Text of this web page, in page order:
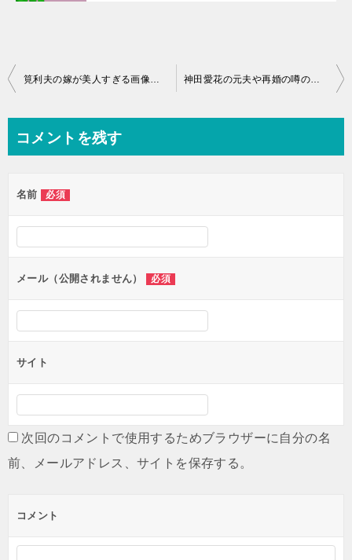
投
ビ
ー
シ
ョ
ン
筧利夫の嫁が美人すぎる画像や馴れ初めとは！消えたと言われる理由とは 神田愛花の元夫や再婚の噂の真相とは！実家がお金持ちの
コメントを残す
名前 必須
メール（公開されません） 必須
サイト
次回のコメントで使用するためブラウザーに自分の名
前、メールアドレス、サイトを保存する。
コメント